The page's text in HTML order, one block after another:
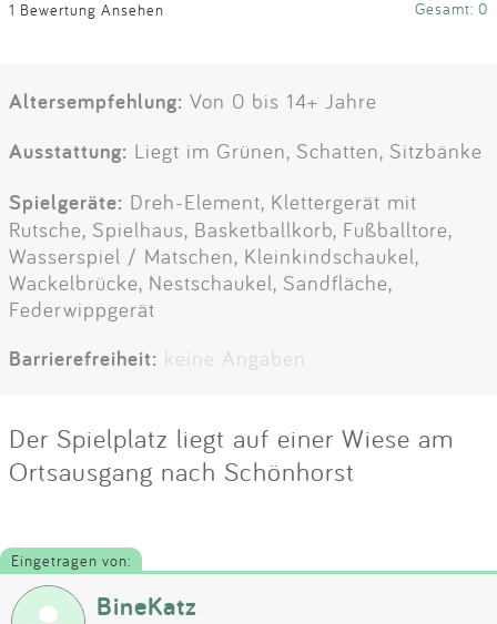
1 Bewertung Ansehen Gesamt: 0
Altersempfehlung: Von 0 bis 14+ Jahre
Ausstattung: Liegt im Grünen, Schatten, Sitzbänke
Spielgeräte: Dreh-Element, Klettergerät mit
Rutsche, Spielhaus, Basketballkorb, Fußballtore,
Wasserspiel / Matschen, Kleinkindschaukel,
Wackelbrücke, Nestschaukel, Sandfläche,
Federwippgerät
Barrierefreiheit: keine Angaben
Der Spielplatz liegt auf einer Wiese am
Ortsausgang nach Schönhorst
Eingetragen von:
BineKatz